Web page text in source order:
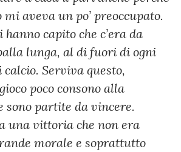
aveva un po’ preoccupato.
capito che c’era da
lunga, al di fuori di ogni
Serviva questo,
poco consono alla
sono partite da vincere.
una vittoria che non era
morale e soprattutto